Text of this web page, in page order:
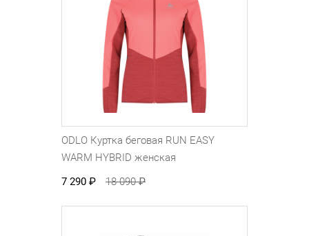
ODLO Куртка беговая RUN EASY
WARM HYBRID женская
7 290 ₽ 18 090₽